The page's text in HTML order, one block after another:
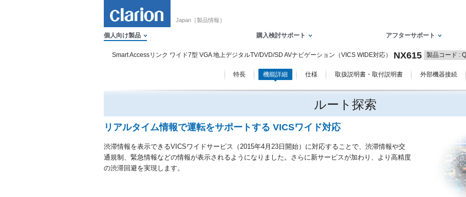
Japan［製品情報］
個人向け製品 購入検討サポート アフターサポート
Smart Accessリンク ワイド7型 VGA 地上デジタルTV/DVD/SD AVナビゲーション（VICS WIDE対応） NX615 製品コード :
特長 機能詳細 仕様 取扱説明書・取付説明書 外部機器接続
ルート探索
リアルタイム情報で運転をサポートする VICSワイド対応
渋滞情報を表示できるVICSワイドサービス（2015年4月23日開始）に対応することで、渋滞情報や交
通規制、緊急情報などの情報が表示されるようになりました。さらに新サービスが加わり、より高精度
の渋滞回避を実現します。